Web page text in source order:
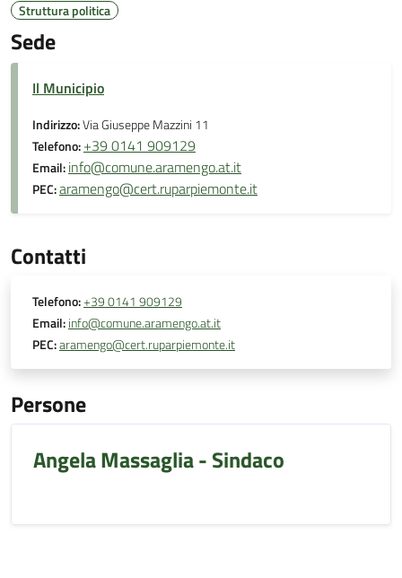
Struttura politica
Sede
Il Municipio
Indirizzo:Via Giuseppe Mazzini 11
Telefono:+39 0141 909129
Email:info@comune.aramengo.at.it
PEC:aramengo@cert.ruparpiemonte.it
Contatti
Telefono:+39 0141 909129
Email:info@comune.aramengo.at.it
PEC:aramengo@cert.ruparpiemonte.it
Persone
Angela Massaglia - Sindaco